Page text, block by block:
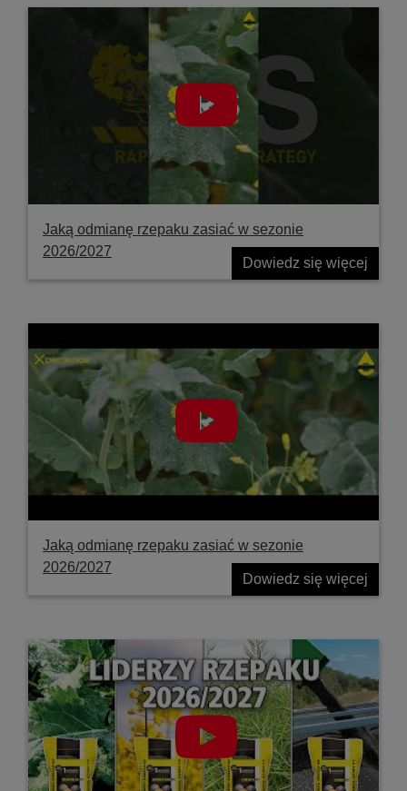
Jaką odmianę rzepaku zasiać w sezonie
2026/2027
Dowiedz się więcej
Jaką odmianę rzepaku zasiać w sezonie
2026/2027
Dowiedz się więcej